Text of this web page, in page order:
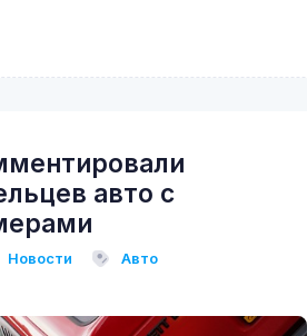
авто с
Новости
Авто